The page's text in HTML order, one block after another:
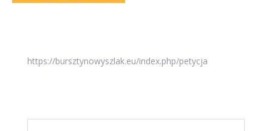
https://bursztynowyszlak.eu/index.php/petycja